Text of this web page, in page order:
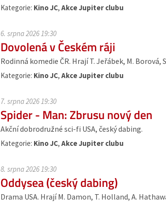
Kategorie: Kino JC,Akce Jupiter clubu
6. srpna 2026 19:30
Dovolená v Českém ráji
Rodinná komedie ČR. Hrají T. Jeřábek, M. Borová,
Kategorie: Kino JC,Akce Jupiter clubu
7. srpna 2026 19:30
Spider - Man: Zbrusu nový den
Akční dobrodružné sci-fi USA, český dabing.
Kategorie: Kino JC,Akce Jupiter clubu
8. srpna 2026 19:30
Oddysea (český dabing)
Drama USA. Hrají M. Damon, T. Holland, A.